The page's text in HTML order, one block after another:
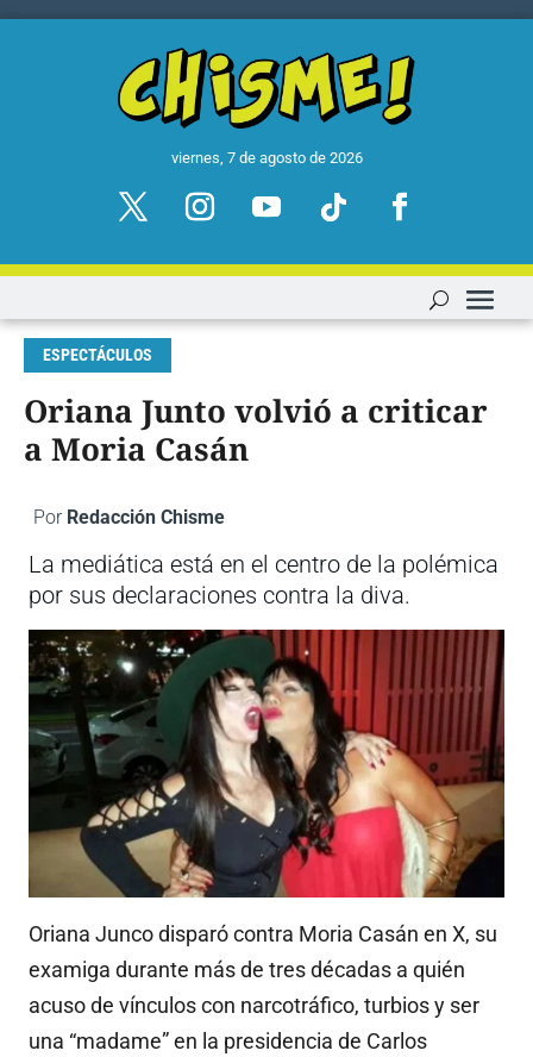
viernes, 7 de agosto de 2026
ESPECTÁCULOS
Oriana Junto volvió a criticar
a Moria Casán
Por Redacción Chisme
La mediática está en el centro de la polémica
por sus declaraciones contra la diva.
Oriana Junco disparó contra Moria Casán en X, su
examiga durante más de tres décadas a quién
acuso de vínculos con narcotráfico, turbios y ser
una “madame” en la presidencia de Carlos